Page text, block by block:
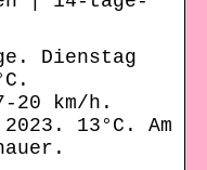
Dienstag
20 km/h.
13°C. Am